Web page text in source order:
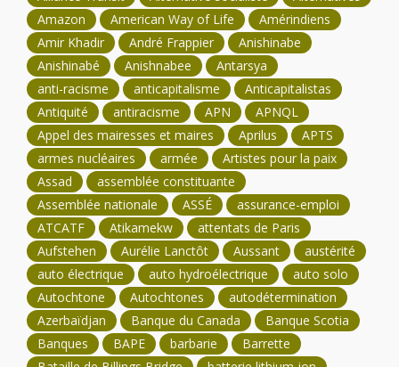
Amazon
American Way of Life
Amérindiens
Amir Khadir
André Frappier
Anishinabe
Anishinabé
Anishnabee
Antarsya
anti-racisme
anticapitalisme
Anticapitalistas
Antiquité
antiracisme APN
APNQL
Appel des mairesses et maires
Aprilus
APTS
armes nucléaires
armée
Artistes pour la paix
Assad
assemblée constituante
Assemblée nationale
ASSÉ
assurance-emploi
ATCATF
Atikamekw
attentats de Paris
Aufstehen
Aurélie Lanctôt Aussant
austérité
auto électrique
auto hydroélectrique
auto solo
Autochtone
Autochtones
autodétermination
Azerbaïdjan
Banque du Canada
Banque Scotia
Banques
BAPE barbarie
Barrette